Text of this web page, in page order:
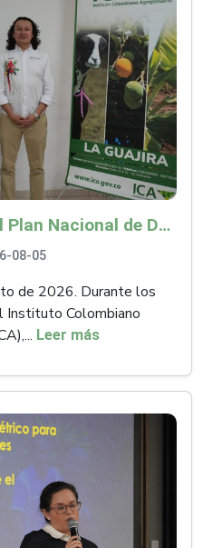
ICA superó la meta del Plan Nacional de Desarrollo y abrió 61 mercados internacionales
08-05
de 2026. Durante los
Instituto Colombiano
Leer más